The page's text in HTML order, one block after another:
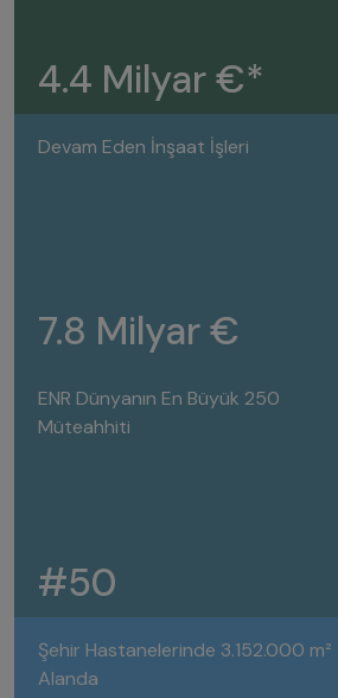
4.4 Milyar €*
Devam Eden İnşaat İşleri
7.8 Milyar €
ENR Dünyanın En Büyük 250
Müteahhiti
#50
Şehir Hastanelerinde 3.152.000 m²
Alanda